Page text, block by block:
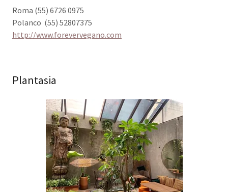
Roma (55) 6726 0975
Polanco (55) 52807375
http://www.forevervegano.com
Plantasia